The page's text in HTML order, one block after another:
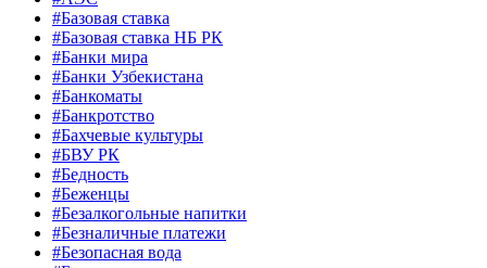
#Базовая ставка
#Базовая ставка НБ РК
#Банки мира
#Банки Узбекистана
#Банкоматы
#Банкротство
#Бахчевые культуры
#БВУ РК
#Бедность
#Беженцы
#Безалкогольные напитки
#Безналичные платежи
#Безопасная вода